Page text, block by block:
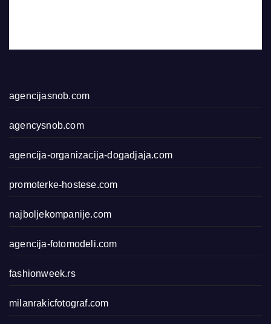
agencijasnob.com
agencysnob.com
agencija-organizacija-dogadjaja.com
promoterke-hostese.com
najboljekompanije.com
agencija-fotomodeli.com
fashionweek.rs
milanrakicfotograf.com